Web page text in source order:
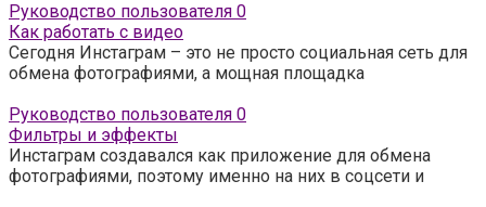
Руководство пользователя 0
Как работать с видео
Сегодня Инстаграм – это не просто социальная сеть для
обмена фотографиями, а мощная площадка
Руководство пользователя 0
Фильтры и эффекты
Инстаграм создавался как приложение для обмена
фотографиями, поэтому именно на них в соцсети и